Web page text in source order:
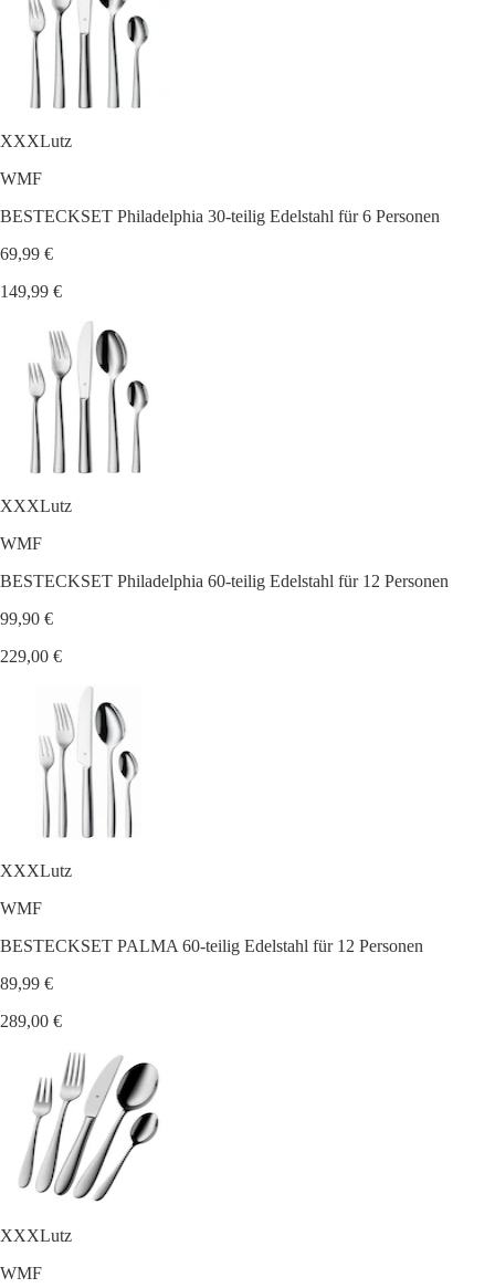
XXXLutz
WMF
BESTECKSET Philadelphia 30-teilig Edelstahl für 6 Personen
69,99 €
149,99 €
XXXLutz
WMF
BESTECKSET Philadelphia 60-teilig Edelstahl für 12 Personen
99,90 €
229,00 €
XXXLutz
WMF
BESTECKSET PALMA 60-teilig Edelstahl für 12 Personen
89,99 €
289,00 €
XXXLutz
WMF